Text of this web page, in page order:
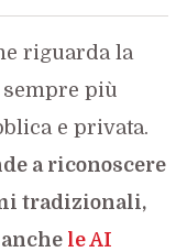
riguarda la
più
e privata.
a riconoscere
tradizionali,
le AI